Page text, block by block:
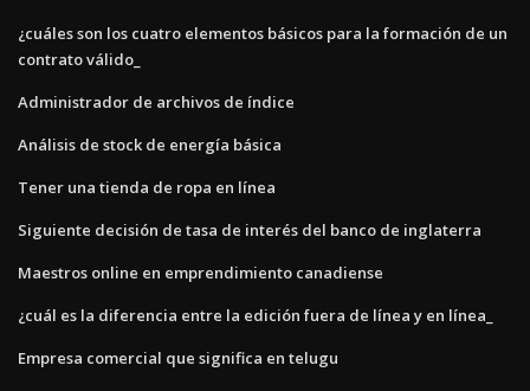
¿cuáles son los cuatro elementos básicos para la formación de un
contrato válido_
Administrador de archivos de índice
Análisis de stock de energía básica
Tener una tienda de ropa en línea
Siguiente decisión de tasa de interés del banco de inglaterra
Maestros online en emprendimiento canadiense
¿cuál es la diferencia entre la edición fuera de línea y en línea_
Empresa comercial que significa en telugu